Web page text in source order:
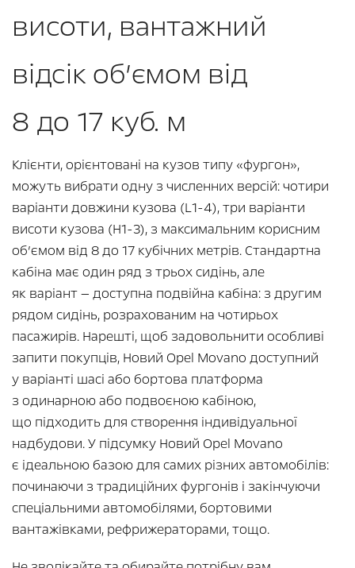
висоти, вантажний
відсік об’ємом від
8 до 17 куб. м
Клієнти, орієнтовані на кузов типу «фургон»,
можуть вибрати одну з численних версій: чотири
варіанти довжини кузова (L1-4), три варіанти
висоти кузова (H1-3), з максимальним корисним
об’ємом від 8 до 17 кубічних метрів. Стандартна
кабіна має один ряд з трьох сидінь, але
як варіант — доступна подвійна кабіна: з другим
рядом сидінь, розрахованим на чотирьох
пасажирів. Нарешті, щоб задовольнити особливі
запити покупців, Новий Opel Movano доступний
у варіанті шасі або бортова платформа
з одинарною або подвоєною кабіною,
що підходить для створення індивідуальної
надбудови. У підсумку Новий Opel Movano
є ідеальною базою для самих різних автомобілів:
починаючи з традиційних фургонів і закінчуючи
спеціальними автомобілями, бортовими
вантажівками, рефрижераторами, тощо.